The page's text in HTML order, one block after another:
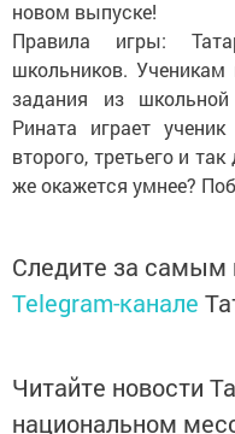
Правила игры:
школьников.
задания из
Рината играет
второго, третьего и
же окажется умнее?
Следите за
Telegram-канале
Читайте новости
национальном